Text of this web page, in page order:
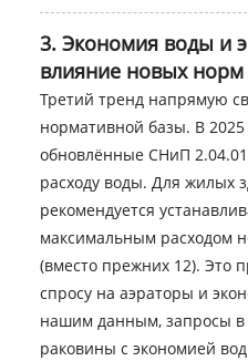
3. Экономия воды и
влияние новых
Третий тренд напрямую
нормативной базы. В 2025
обновлённые СНиП
расходу воды. Для жилых
рекомендуется
максимальным расходом
(вместо прежних 12). Это
спросу на аэраторы и
нашим данным, запросы в
раковины с экономией